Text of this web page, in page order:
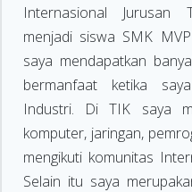
Internasional Jurusan
menjadi siswa SMK
saya mendapatkan
bermanfaat ketika
Industri. Di TIK saya
komputer, jaringan,
mengikuti komunitas
Selain itu saya